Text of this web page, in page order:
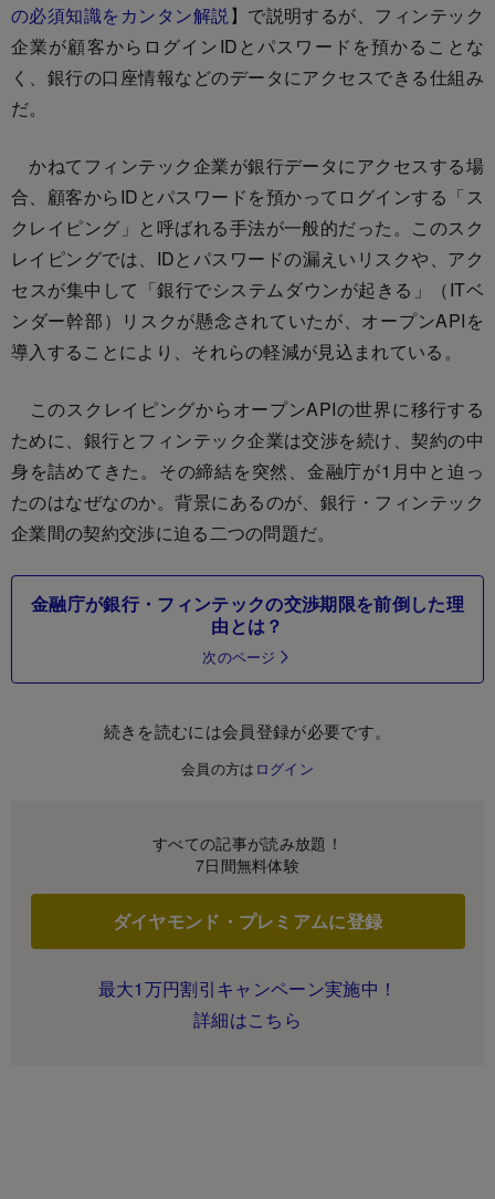
の必須知識をカンタン解説】で説明するが、フィンテック
企業が顧客からログインIDとパスワードを預かることな
く、銀行の口座情報などのデータにアクセスできる仕組み
だ。
かねてフィンテック企業が銀行データにアクセスする場
合、顧客からIDとパスワードを預かってログインする「ス
クレイピング」と呼ばれる手法が一般的だった。このスク
レイピングでは、IDとパスワードの漏えいリスクや、アク
セスが集中して「銀行でシステムダウンが起きる」（ITベ
ンダー幹部）リスクが懸念されていたが、オープンAPIを
導入することにより、それらの軽減が見込まれている。
このスクレイピングからオープンAPIの世界に移行する
ために、銀行とフィンテック企業は交渉を続け、契約の中
身を詰めてきた。その締結を突然、金融庁が1月中と迫っ
たのはなぜなのか。背景にあるのが、銀行・フィンテック
企業間の契約交渉に迫る二つの問題だ。
金融庁が銀行・フィンテックの交渉期限を前倒した理
由とは？
次のページ
続きを読むには会員登録が必要です。
会員の方は ログイン
すべての記事が読み放題！
7日間無料体験
ダイヤモンド・プレミアムに登録
最大1万円割引キャンペーン実施中！
詳細はこちら